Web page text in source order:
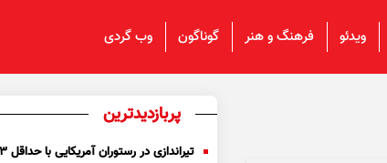
ویدئو فرهنگ و هنر گوناگون وب گردی
پربازدیدترین
تیراندازی در رستوران آمریکایی با حداقل ۳ کشته + ویدیو